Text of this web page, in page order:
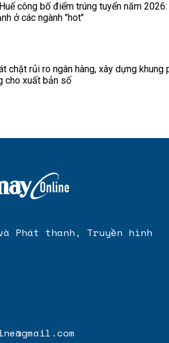
công bố điểm trúng tuyển năm 2026:
ở các ngành "hot"
chặt rủi ro ngân hàng, xây dựng khung
cho xuất bản số
Phát thanh, Truyền hình